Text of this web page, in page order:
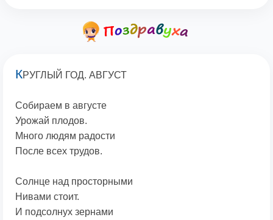
КРУГЛЫЙ ГОД. АВГУСТ
Собираем в августе
Урожай плодов.
Много людям радости
После всех трудов.
Солнце над просторными
Нивами стоит.
И подсолнух зернами